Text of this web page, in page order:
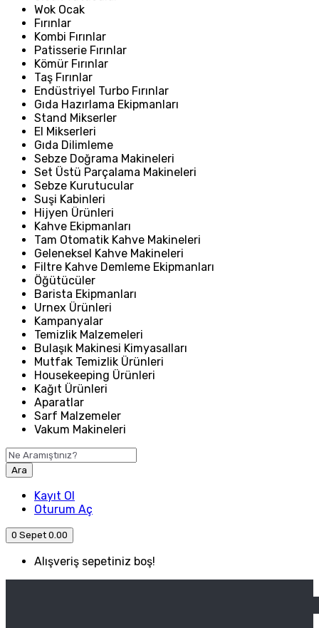
Wok Ocak
Fırınlar
Kombi Fırınlar
Patisserie Fırınlar
Kömür Fırınlar
Taş Fırınlar
Endüstriyel Turbo Fırınlar
Gıda Hazırlama Ekipmanları
Stand Mikserler
El Mikserleri
Gıda Dilimleme
Sebze Doğrama Makineleri
Set Üstü Parçalama Makineleri
Sebze Kurutucular
Suşi Kabinleri
Hijyen Ürünleri
Kahve Ekipmanları
Tam Otomatik Kahve Makineleri
Geleneksel Kahve Makineleri
Filtre Kahve Demleme Ekipmanları
Öğütücüler
Barista Ekipmanları
Urnex Ürünleri
Kampanyalar
Temizlik Malzemeleri
Bulaşık Makinesi Kimyasalları
Mutfak Temizlik Ürünleri
Housekeeping Ürünleri
Kağıt Ürünleri
Aparatlar
Sarf Malzemeler
Vakum Makineleri
Ara
Kayıt Ol
Oturum Aç
0 Sepet 0.00
Alışveriş sepetiniz boş!